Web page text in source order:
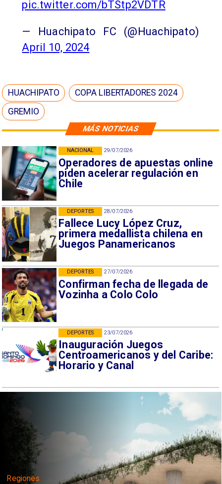
MÁS NOTICIAS
29/07/2026
Operadores de apuestas online
piden acelerar regulación en
Chile
NACIONAL
28/07/2026
Fallece Lucy López Cruz,
primera medallista chilena en
Juegos Panamericanos
DEPORTES
27/07/2026
Confirman fecha de llegada de
Vozinha a Colo Colo
DEPORTES
23/07/2026
Inauguración Juegos
Centroamericanos y del Caribe:
Horario y Canal
DEPORTES
pic.twitter.com/bTStp2VDTR
— Huachipato FC (@Huachipato)
April 10, 2024
HUACHIPATO
COPA LIBERTADORES 2024
GREMIO
Regiones